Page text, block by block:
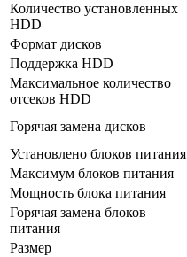
Количество установленных
HDD
Формат дисков
Поддержка HDD
Максимальное количество
отсеков HDD
Горячая замена дисков
Установлено блоков питания
Максимум блоков питания
Мощность блока питания
Горячая замена блоков
питания
Размер